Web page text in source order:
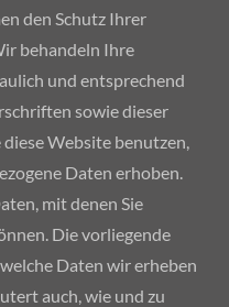
den Schutz Ihrer
behandeln Ihre
und entsprechend
sowie dieser
Website benutzen,
Daten erhoben.
mit denen Sie
Die vorliegende
Daten wir erheben
auch, wie und zu